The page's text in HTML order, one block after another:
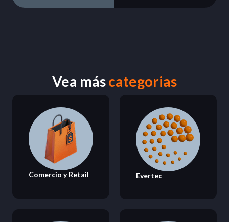
Vea máscategorias
Comercio y Retail Evertec